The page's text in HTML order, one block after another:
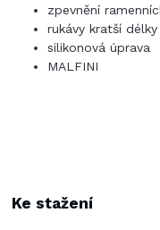
zpevnění
rukávy kratší délky
silikonová úprava
MALFINI
Ke stažení